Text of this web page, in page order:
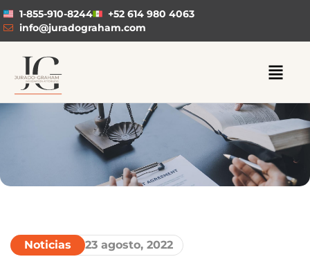
1-855-910-8244
+52 614 980 4063
info@juradograham.com
Noticias 23 agosto, 2022